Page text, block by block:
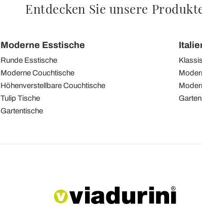
Entdecken Sie unsere
Moderne Esstische
Runde Esstische
Moderne Couchtische
Höhenverstellbare Couchtische
Tulip Tische
Gartentische